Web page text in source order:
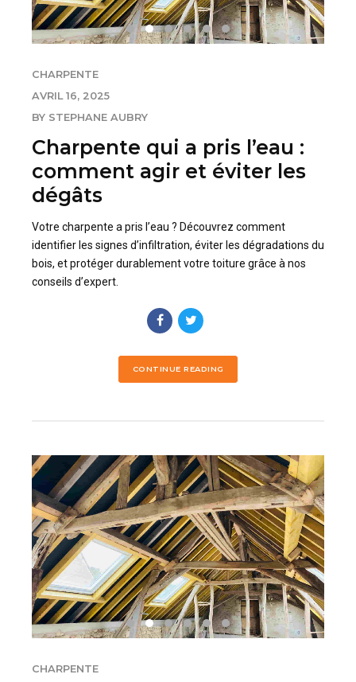
CHARPENTE
AVRIL 16, 2025
BY STEPHANE AUBRY
Charpente qui a pris l’eau :
comment agir et éviter les
dégâts
Votre charpente a pris l’eau ? Découvrez comment
identifier les signes d’infiltration, éviter les dégradations du
bois, et protéger durablement votre toiture grâce à nos
conseils d’expert.
CONTINUE READING
CHARPENTE